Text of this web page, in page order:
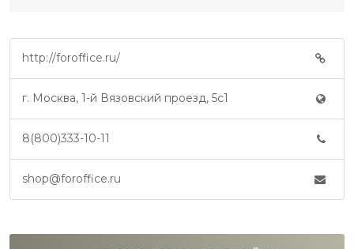
http://foroffice.ru/
г. Москва, 1-й Вязовский проезд, 5с1
8(800)333-10-11
shop@foroffice.ru